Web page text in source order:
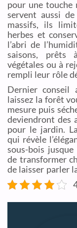
pour une touche
servent aussi
massifs, ils
herbes et
l’abri de
saisons, prêts
végétales ou à
rempli leur rôle
Dernier conseil
laissez la forêt
mesure puis
deviendront des
pour le jardin.
qui révèle
sous-bois
de transformer
de laisser parler